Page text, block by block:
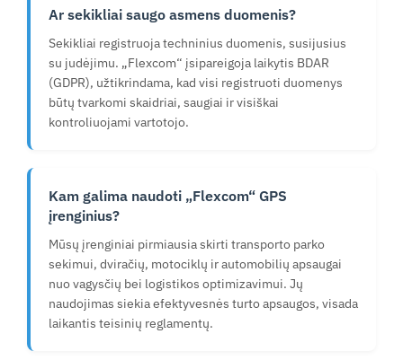
Ar sekikliai saugo asmens duomenis?
Sekikliai registruoja techninius duomenis, susijusius
su judėjimu. „Flexcom“ įsipareigoja laikytis BDAR
(GDPR), užtikrindama, kad visi registruoti duomenys
būtų tvarkomi skaidriai, saugiai ir visiškai
kontroliuojami vartotojo.
Kam galima naudoti „Flexcom“ GPS
įrenginius?
Mūsų įrenginiai pirmiausia skirti transporto parko
sekimui, dviračių, motociklų ir automobilių apsaugai
nuo vagysčių bei logistikos optimizavimui. Jų
naudojimas siekia efektyvesnės turto apsaugos, visada
laikantis teisinių reglamentų.